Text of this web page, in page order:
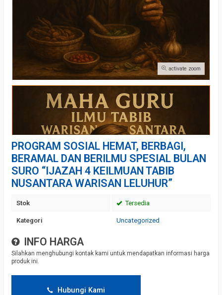
activate zoom
PROGRAM SOSIAL HEMAT, BERBAGI,
BERAMAL DAN BERILMU SPESIAL BULAN
SURO “IJAZAH 4 KEILMUAN TABIB
NUSANTARA WARISAN LELUHUR”
Stok Tersedia
Kategori Uncategorized
INFO HARGA
Silahkan menghubungi kontak kami untuk mendapatkan informasi harga
produk ini.
Hubungi Kami